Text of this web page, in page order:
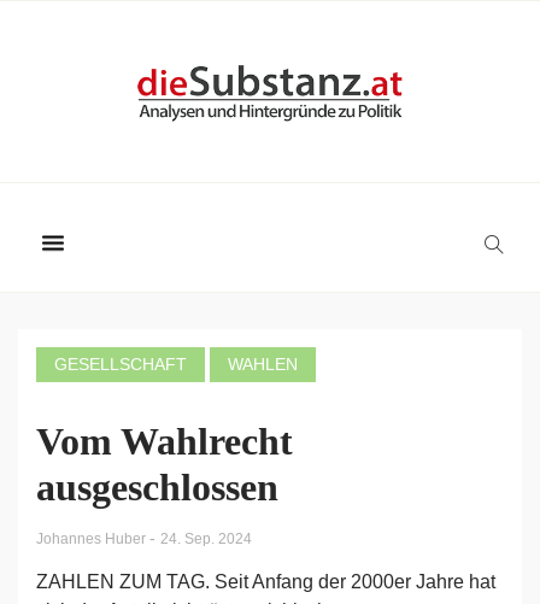
GESELLSCHAFT WAHLEN
Vom Wahlrecht
ausgeschlossen
Johannes Huber - 24. Sep. 2024
ZAHLEN ZUM TAG. Seit Anfang der 2000er Jahre hat